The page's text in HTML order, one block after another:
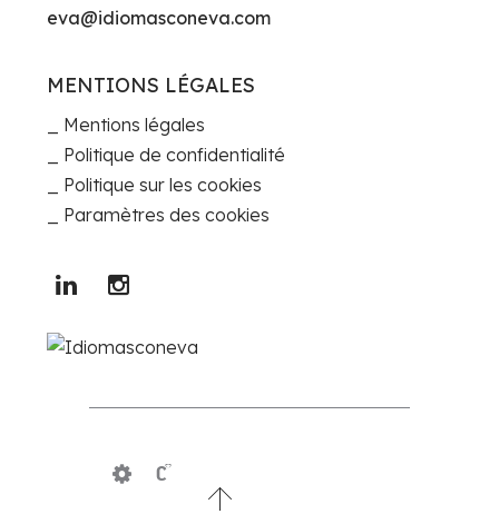
eva@idiomasconeva.com
MENTIONS LÉGALES
Mentions légales
Politique de confidentialité
Politique sur les cookies
Paramètres des cookies